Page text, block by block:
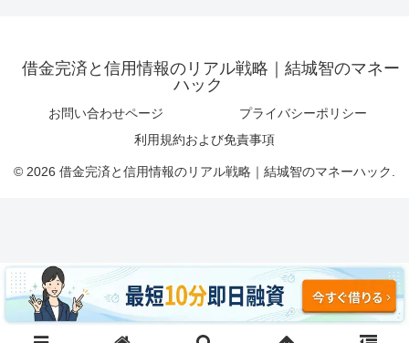
借金完済と信用情報のリアル戦略｜結城智のマネー
ハック
お問い合わせページ
プライバシーポリシー
利用規約および免責事項
© 2026 借金完済と信用情報のリアル戦略｜結城智のマネーハック.